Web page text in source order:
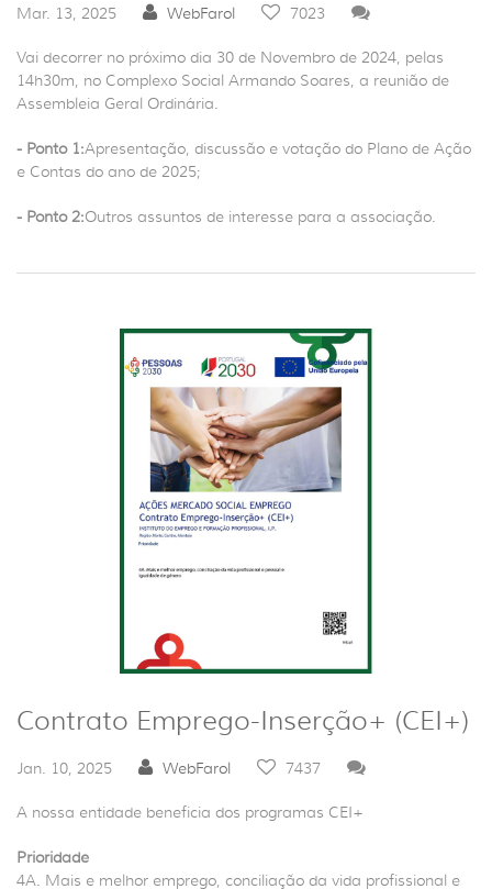
Mar. 13, 2025 WebFarol 7023
Vai decorrer no próximo dia 30 de Novembro de 2024, pelas
14h30m, no Complexo Social Armando Soares, a reunião de
Assembleia Geral Ordinária.
- Ponto 1:Apresentação, discussão e votação do Plano de Ação
e Contas do ano de 2025;
- Ponto 2:Outros assuntos de interesse para a associação.
Contrato Emprego-Inserção+ (CEI+)
Jan. 10, 2025 WebFarol 7437
A nossa entidade beneficia dos programas CEI+
Prioridade
4A. Mais e melhor emprego, conciliação da vida profissional e